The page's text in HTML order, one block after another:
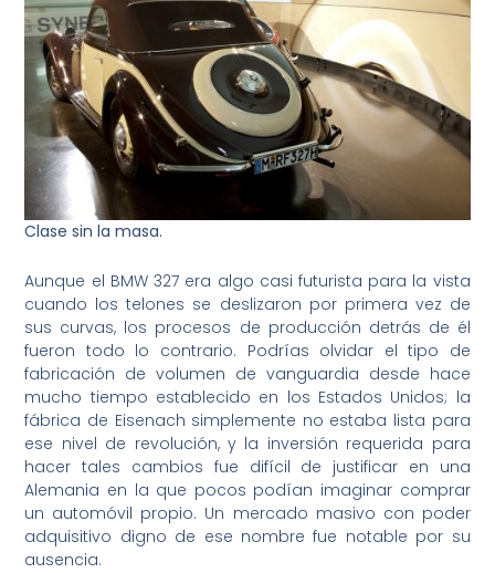
Clase sin la masa.
Aunque el BMW 327 era algo casi futurista para la vista
cuando los telones se deslizaron por primera vez de
sus curvas, los procesos de producción detrás de él
fueron todo lo contrario. Podrías olvidar el tipo de
fabricación de volumen de vanguardia desde hace
mucho tiempo establecido en los Estados Unidos; la
fábrica de Eisenach simplemente no estaba lista para
ese nivel de revolución, y la inversión requerida para
hacer tales cambios fue difícil de justificar en una
Alemania en la que pocos podían imaginar comprar
un automóvil propio. Un mercado masivo con poder
adquisitivo digno de ese nombre fue notable por su
ausencia.